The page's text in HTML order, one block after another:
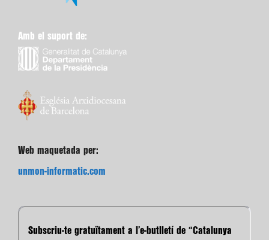
Amb el suport de:
Web maquetada per:
unmon-informatic.com
Subscriu-te gratuïtament a l’e-butlletí de “Catalunya